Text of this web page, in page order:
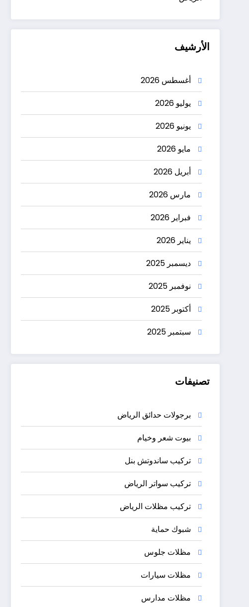
الأرشيف
أغسطس 2026
يوليو 2026
يونيو 2026
مايو 2026
أبريل 2026
مارس 2026
فبراير 2026
يناير 2026
ديسمبر 2025
نوفمبر 2025
أكتوبر 2025
سبتمبر 2025
تصنيفات
برجولات حدائق الرياض
بيوت شعر وخيام
تركيب ساندوتش بنل
تركيب سواتر الرياض
تركيب مظلات الرياض
شبوك حماية
مظلات جلوس
مظلات سيارات
مظلات مدارس